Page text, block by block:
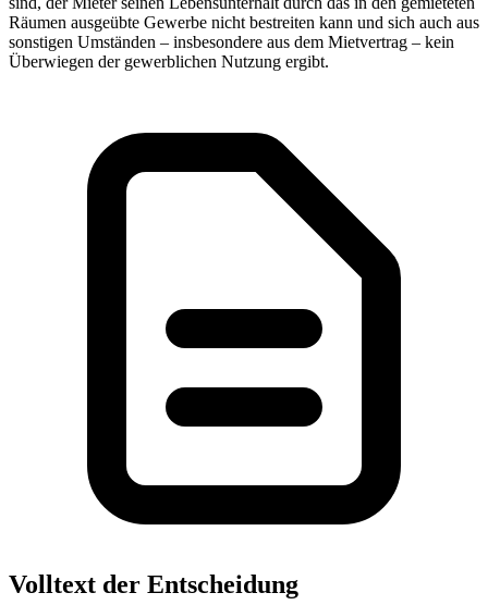
Räumen ausgeübte Gewerbe nicht bestreiten kann und sich auch aus
sonstigen Umständen – insbesondere aus dem Mietvertrag – kein
Überwiegen der gewerblichen Nutzung ergibt.
Volltext der Entscheidung